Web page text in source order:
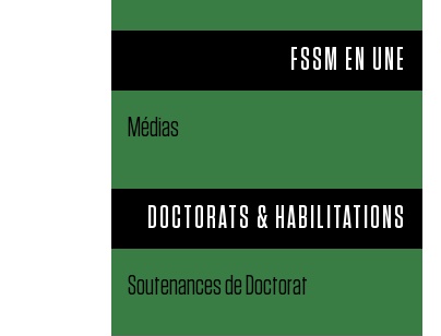
FSSM EN UNE
Médias
DOCTORATS & HABILITATIONS
Soutenances de Doctorat